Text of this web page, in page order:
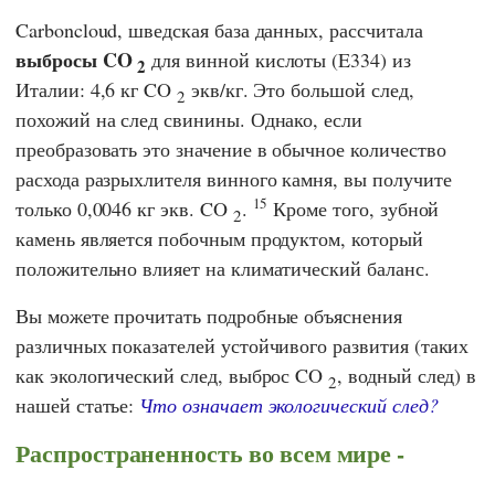
Carboncloud, шведская база данных, рассчитала
выбросы CO2 для винной кислоты (E334) из
Италии: 4,6 кг CO2 экв/кг. Это большой след,
похожий на след свинины. Однако, если
преобразовать это значение в обычное количество
расхода разрыхлителя винного камня, вы получите
только 0,0046 кг экв. CO 2. 15 Кроме того, зубной
камень является побочным продуктом, который
положительно влияет на климатический баланс.
Вы можете прочитать подробные объяснения
различных показателей устойчивого развития (таких
как экологический след, выброс CO2, водный след) в
нашей статье: Что означает экологический след?
Распространенность во всем мире -